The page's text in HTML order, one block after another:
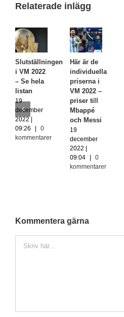
Relaterade inlägg
Slutställningen
i VM 2022
– Se hela
listan
19
december
2022 |
09:26
0
kommentarer
Här är de
individuella
priserna i
VM 2022 –
priser till
Mbappé
och Messi
19
december
2022 |
09:04
0
kommentarer
Kommentera gärna